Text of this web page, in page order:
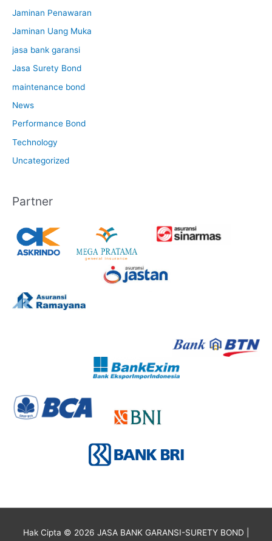
Jaminan Penawaran
Jaminan Uang Muka
jasa bank garansi
Jasa Surety Bond
maintenance bond
News
Performance Bond
Technology
Uncategorized
Partner
Hak Cipta © 2026 JASA BANK GARANSI-SURETY BOND